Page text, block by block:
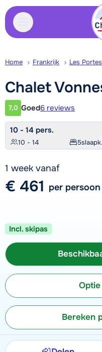
Home Frankrijk Les
Chalet
Klantwaardering
7,0 Goed6 reviews
10 - 14 pers.
10 - 14 5slaapk.
1 week vanaf
€ 461 per persoon
Incl. skipas
Bereken